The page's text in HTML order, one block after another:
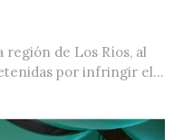
región de Los Ríos, al
por infringir el...